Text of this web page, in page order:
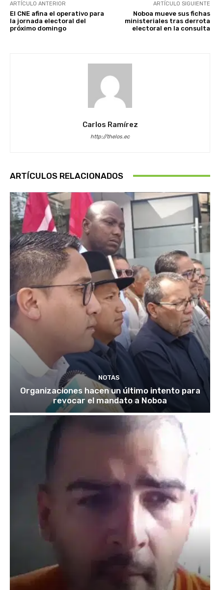
ARTÍCULO ANTERIOR
El CNE afina el operativo para
la jornada electoral del
próximo domingo
ARTÍCULO SIGUIENTE
Noboa mueve sus fichas
ministeriales tras derrota
electoral en la consulta
Carlos Ramírez
http://thelos.ec
ARTÍCULOS RELACIONADOS
NOTAS
Organizaciones hacen un último intento para
revocar el mandato a Noboa